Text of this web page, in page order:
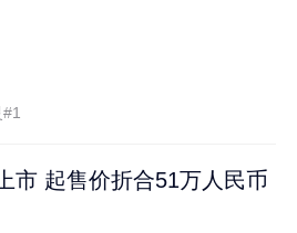
市 起售价折合51万人民币